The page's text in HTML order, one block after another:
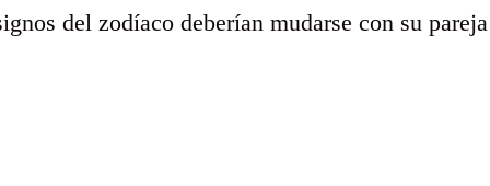
del zodíaco deberían mudarse con su